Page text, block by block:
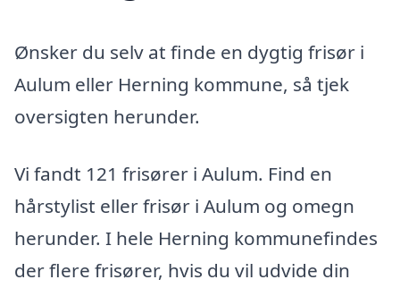
Ønsker du selv at finde en dygtig frisør i
Aulum eller Herning kommune, så tjek
oversigten herunder.
Vi fandt 121 frisører i Aulum. Find en
hårstylist eller frisør i Aulum og omegn
herunder. I hele Herning kommunefindes
der flere frisører, hvis du vil udvide din